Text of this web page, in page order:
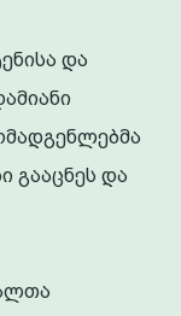
და
გააცნეს და